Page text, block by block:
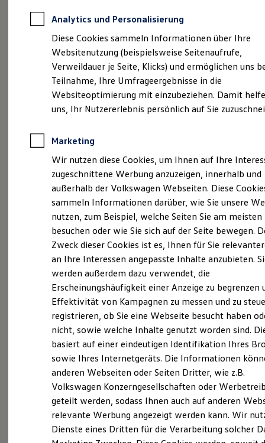
Autokredit mit Schlussrate
Versicherungen und Garantien
Kfz-Versicherung
Restschuldversicherungen
Garantien
Wartungsverträge
Geschäftskunden
Professional Class bei Volkswagen
Großkunden
Behörden
Anpfiff zum Gewinn
Elektroautos
ID. Tutorials
Elektrofahrzeugkonzepte
Reichweite
Reichweite der ID. Modelle
Reichweite im Winter
Laden
Laden unterwegs
Laden Zuhause
Ladezeitensimulator
Batterie
Sicherheit
Garantie und Lebensdauer
Nachhaltigkeit
Technologie
Kosten und Kauf
Verbrauchskosten
Kaufoptionen
E-Auto-Förderung
Software und Konnektivität
Die ID. Software 6
ID. Software Versionen und Updates
Digitale Extras
Schnittstellen zu Ihrem ID.
Impressum & Rechtliches)
Probefahrt vereinbaren
Fahrzeugangebot anfordern
Servicetermin buchen
Serviceanfrage stellen
Analytics und Personalisierung
Diese Cookies sammeln Informationen über Ihre
Websitenutzung (beispielsweise Seitenaufrufe,
Verweildauer je Seite, Klicks) und ermöglichen uns
Teilnahme, Ihre Umfrageergebnisse in die
Websiteoptimierung mit einzubeziehen. Damit
uns, Ihr Nutzererlebnis persönlich auf Sie
Marketing
Wir nutzen diese Cookies, um Ihnen auf Ihre
zugeschnittene Werbung anzuzeigen, innerhalb und
außerhalb der Volkswagen Webseiten. Diese
sammeln Informationen darüber, wie Sie unsere
nutzen, zum Beispiel, welche Seiten Sie am meisten
besuchen oder wie Sie sich auf der Seite bewegen.
Zweck dieser Cookies ist es, Ihnen für Sie
an Ihre Interessen angepasste Inhalte anzubieten.
werden außerdem dazu verwendet, die
Erscheinungshäufigkeit einer Anzeige zu begrenzen
Effektivität von Kampagnen zu messen und zu
registrieren, ob Sie eine Webseite besucht haben
nicht, sowie welche Inhalte genutzt worden sind.
basiert auf einer eindeutigen Identifikation Ihres
sowie Ihres Internetgeräts. Die Informationen
anderen Webseiten oder Seiten Dritter, wie z.B.
Volkswagen Konzerngesellschaften oder
geteilt werden, sodass Ihnen auch auf anderen
relevante Werbung angezeigt werden kann. Wir
Dienste eines Dritten für die Verarbeitung solcher